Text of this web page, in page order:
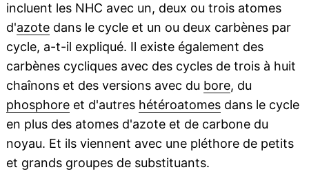
incluent les NHC avec un, deux ou trois atomes
d'azotedans le cycle et un ou deux carbènes par
cycle, a-t-il expliqué. Il existe également des
carbènes cycliques avec des cycles de trois à huit
chaînons et des versions avec du bore, du
phosphoreet d'autres hétéroatomesdans le cycle
en plus des atomes d'azote et de carbone du
noyau. Et ils viennent avec une pléthore de petits
et grands groupes de substituants.